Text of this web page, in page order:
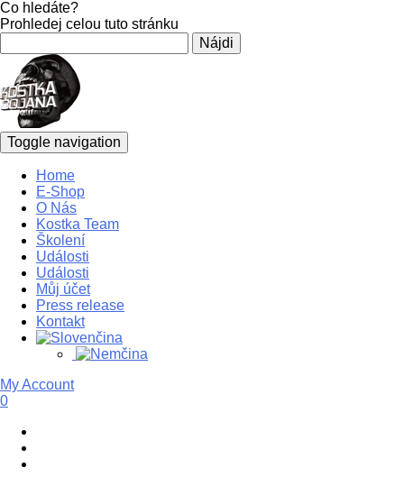
Co hledáte?
Prohledej celou tuto stránku
Toggle navigation
Home
E-Shop
O Nás
Kostka Team
Školení
Události
Události
Můj účet
Press release
Kontakt
My Account
0